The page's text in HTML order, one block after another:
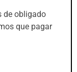
de obligado
que pagar